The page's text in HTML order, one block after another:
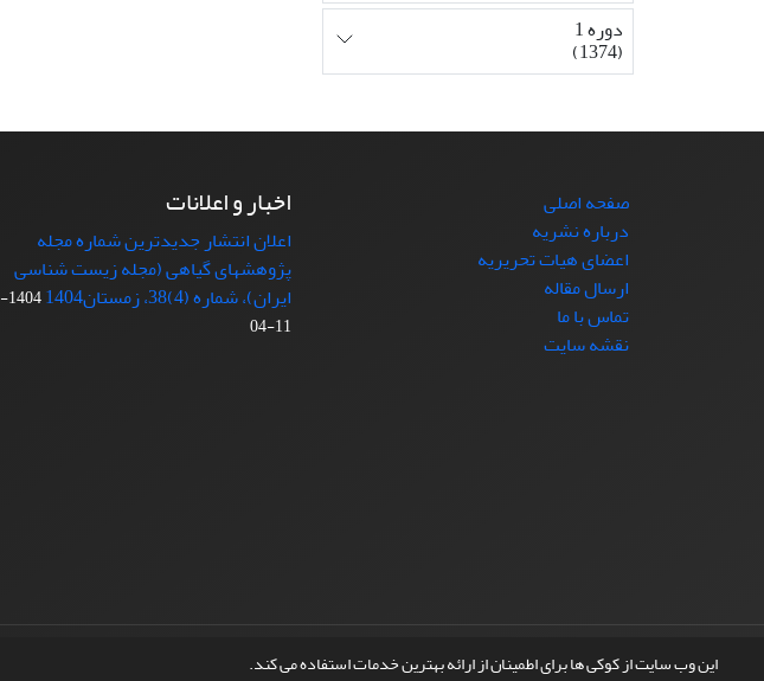
این وب سایت از کوکی ها برای اطمینان از ارائه بهترین خدمات استفاده می کند.
دوره 1
(1374)
صفحه اصلی
درباره نشریه
اعضای هیات تحریریه
ارسال مقاله
تماس با ما
نقشه سایت
اخبار و اعلانات
اعلان انتشار جدیدترین شماره مجله
پژوهشهای گیاهی (مجله زیست شناسی
ایران)، شماره (4)38، زمستان1404
1404-
11-04
© سامانه مدیریت نشریات علمی.طراحی و پیاده سازی از